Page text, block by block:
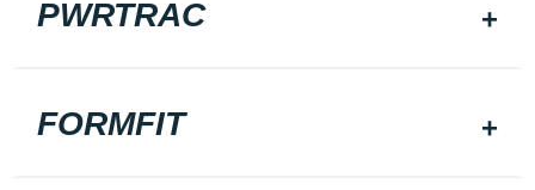
PWRTRAC
FORMFIT